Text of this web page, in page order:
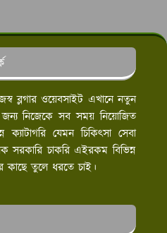
ব্লগার ওয়েবসাইট এখানে নতুন
নিজেকে সব সময় নিয়োজিত
ক্যাটাগরি যেমন চিকিৎসা সেবা
সরকারি চাকরি এইরকম বিভিন্ন
কাছে তুলে ধরতে চাই।